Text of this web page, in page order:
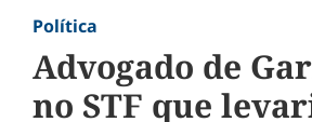
Política
Advogado de
no STF que